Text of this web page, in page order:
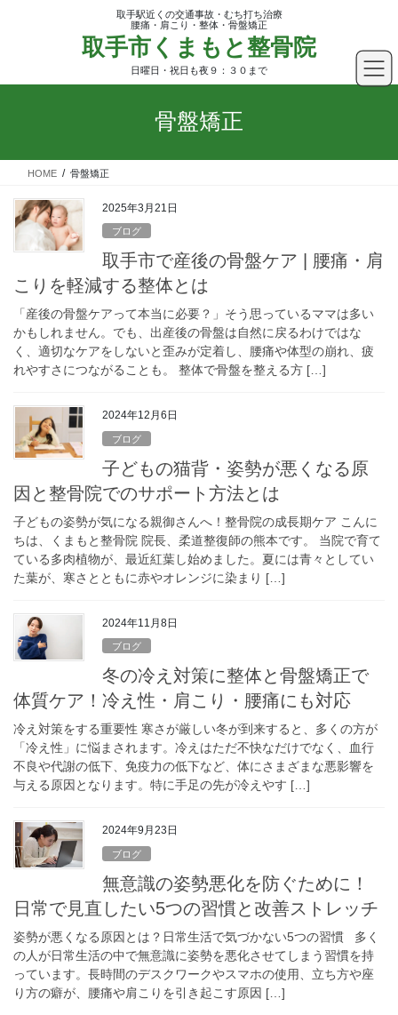
ツ
ッ
シ
移
取手駅近くの交通事故・むち打ち治療
腰痛・肩こり・整体・骨盤矯正
取手市くまもと整骨院
日曜日・祝日も夜９：３０まで
骨盤矯正
HOME 骨盤矯正
2025年3月21日
ブログ
取手市で産後の骨盤ケア | 腰痛・肩
こりを軽減する整体とは
「産後の骨盤ケアって本当に必要？」そう思っているママは多い
かもしれません。でも、出産後の骨盤は自然に戻るわけではな
く、適切なケアをしないと歪みが定着し、腰痛や体型の崩れ、疲
れやすさにつながることも。 整体で骨盤を整える方 […]
2024年12月6日
ブログ
子どもの猫背・姿勢が悪くなる原
因と整骨院でのサポート方法とは
子どもの姿勢が気になる親御さんへ！整骨院の成長期ケア こんに
ちは、くまもと整骨院 院長、柔道整復師の熊本です。 当院で育て
ている多肉植物が、最近紅葉し始めました。夏には青々としてい
た葉が、寒さとともに赤やオレンジに染まり […]
2024年11月8日
ブログ
冬の冷え対策に整体と骨盤矯正で
体質ケア！冷え性・肩こり・腰痛にも対応
冷え対策をする重要性 寒さが厳しい冬が到来すると、多くの方が
「冷え性」に悩まされます。冷えはただ不快なだけでなく、血行
不良や代謝の低下、免疫力の低下など、体にさまざまな悪影響を
与える原因となります。特に手足の先が冷えやす […]
2024年9月23日
ブログ
無意識の姿勢悪化を防ぐために！
日常で見直したい5つの習慣と改善ストレッチ
姿勢が悪くなる原因とは？日常生活で気づかない5つの習慣 多く
の人が日常生活の中で無意識に姿勢を悪化させてしまう習慣を持
っています。長時間のデスクワークやスマホの使用、立ち方や座
り方の癖が、腰痛や肩こりを引き起こす原因 […]